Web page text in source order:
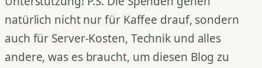
natürlich nicht nur für Kaffee drauf, sondern
auch für Server-Kosten, Technik und alles
andere, was es braucht, um diesen Blog zu